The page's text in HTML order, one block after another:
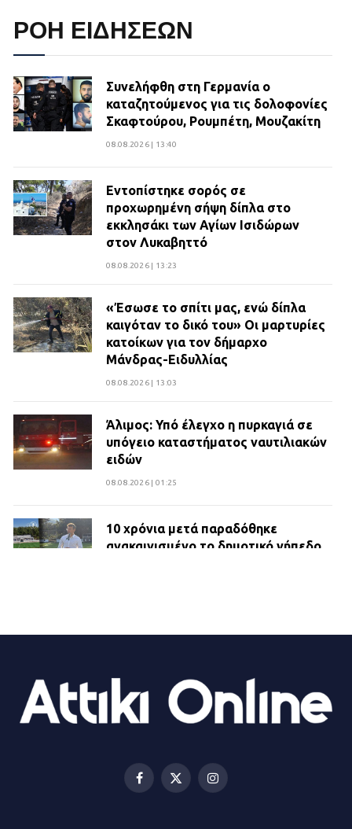
ΡΟΗ ΕΙΔΗΣΕΩΝ
Συνελήφθη στη Γερμανία ο
καταζητούμενος για τις δολοφονίες
Σκαφτούρου, Ρουμπέτη, Μουζακίτη
08.08.2026 | 13:40
Εντοπίστηκε σορός σε
προχωρημένη σήψη δίπλα στο
εκκλησάκι των Αγίων Ισιδώρων
στον Λυκαβηττό
08.08.2026 | 13:23
«Έσωσε το σπίτι μας, ενώ δίπλα
καιγόταν το δικό του» Οι μαρτυρίες
κατοίκων για τον δήμαρχο
Μάνδρας-Ειδυλλίας
08.08.2026 | 13:03
Άλιμος: Υπό έλεγχο η πυρκαγιά σε
υπόγειο καταστήματος ναυτιλιακών
ειδών
08.08.2026 | 01:25
10 χρόνια μετά παραδόθηκε
ανακαινισμένο το δημοτικό γήπεδο
ΔΗΜΟΣ ΜΑΝΔΡΑΣ ΕΙΔΥΛΛΙΑΣ:
23.07.2026 | 14:58
Πολυχώρο ΙΡΙΣ
21.07.2026 | 14:01
Facebook
X
Instagram